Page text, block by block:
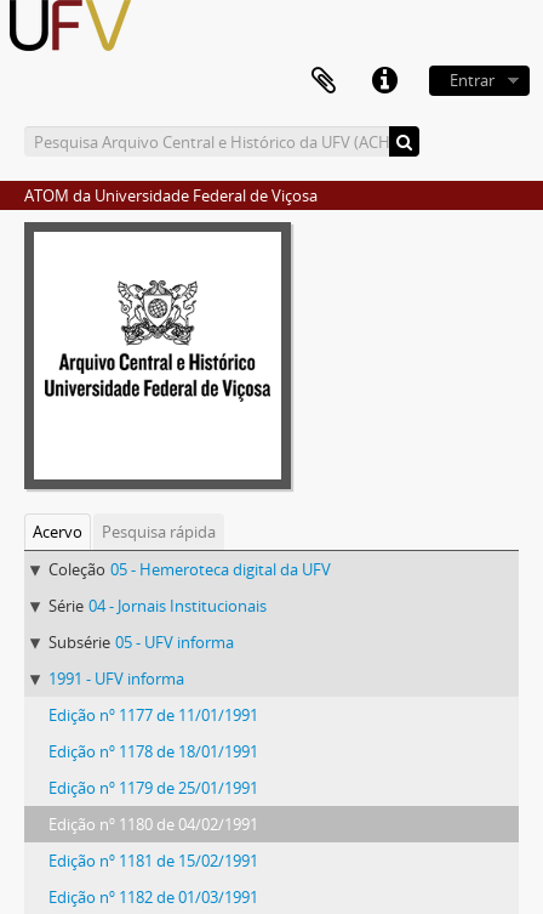
Entrar
ATOM da Universidade Federal de Viçosa
Acervo
Pesquisa rápida
Coleção 05 - Hemeroteca digital da UFV
Série 04 - Jornais Institucionais
Subsérie 05 - UFV informa
1991 - UFV informa
Edição nº 1177 de 11/01/1991
Edição nº 1178 de 18/01/1991
Edição nº 1179 de 25/01/1991
Edição nº 1180 de 04/02/1991
Edição nº 1181 de 15/02/1991
Edição nº 1182 de 01/03/1991